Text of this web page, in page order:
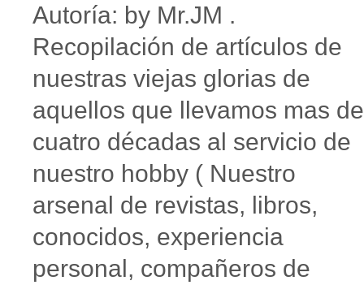
Autoría: by Mr.JM .
Recopilación de artículos de
nuestras viejas glorias de
aquellos que llevamos mas de
cuatro décadas al servicio de
nuestro hobby ( Nuestro
arsenal de revistas, libros,
conocidos, experiencia
personal, compañeros de